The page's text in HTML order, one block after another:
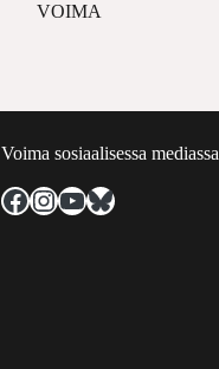
VOIMA
Voima sosiaalisessa mediassa
Facebook
Instagram
YouTube
Bluesky